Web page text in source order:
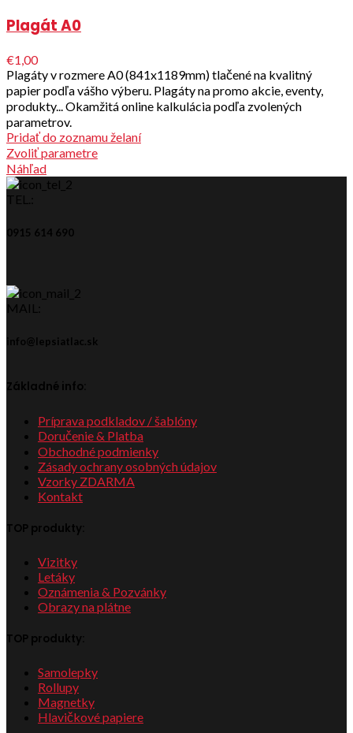
Plagát A0
€1,00
Plagáty v rozmere A0 (841x1189mm) tlačené na kvalitný
papier podľa vášho výberu. Plagáty na promo akcie, eventy,
produkty... Okamžitá online kalkulácia podľa zvolených
parametrov.
Pridať do zoznamu želaní
Zvoliť parametre
Náhľad
TEL.:
0915 614 690
MAIL:
info@lepsiatlac.sk
Základné info:
Príprava podkladov / šablóny
Doručenie & Platba
Obchodné podmienky
Zásady ochrany osobných údajov
Vzorky ZDARMA
Kontakt
TOP produkty:
Vizitky
Letáky
Oznámenia & Pozvánky
Obrazy na plátne
TOP produkty:
Samolepky
Rollupy
Magnetky
Hlavičkové papiere